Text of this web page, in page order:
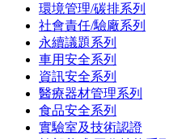
環境管理/碳排系列
社會責任/驗廠系列
永續議題系列
車用安全系列
資訊安全系列
醫療器材管理系列
食品安全系列
實驗室及技術認證